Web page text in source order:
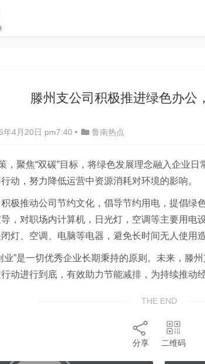
滕州支公司积极推进绿色办公
年4月20日 pm7:40 • 鲁南热点
，聚焦“双碳”目标，将绿色发展理念融入企业
动，努力降低运营中资源消耗对环境的影响。
极推动公司节约文化，倡导节约用电，提倡绿
，对职场内计算机，日光灯，空调等主要用电
灯、空调、电脑等电器，避免长时间无人使用造
业”是一切优秀企业长期秉持的原则。未来，滕
动进行到底，有效助力节能减排，为持续推动
THE END
分享 二维码